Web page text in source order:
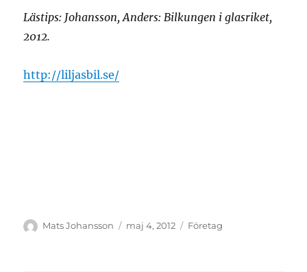
Lästips: Johansson, Anders: Bilkungen i glasriket,
2012.
http://liljasbil.se/
Författare
Mats Johansson
Publicerat
maj 4, 2012 Kategorier
Företag